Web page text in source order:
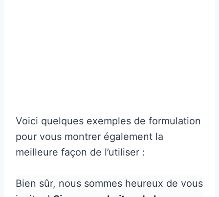
Voici quelques exemples de formulation
pour vous montrer également la
meilleure façon de l’utiliser :
Bien sûr, nous sommes heureux de vous